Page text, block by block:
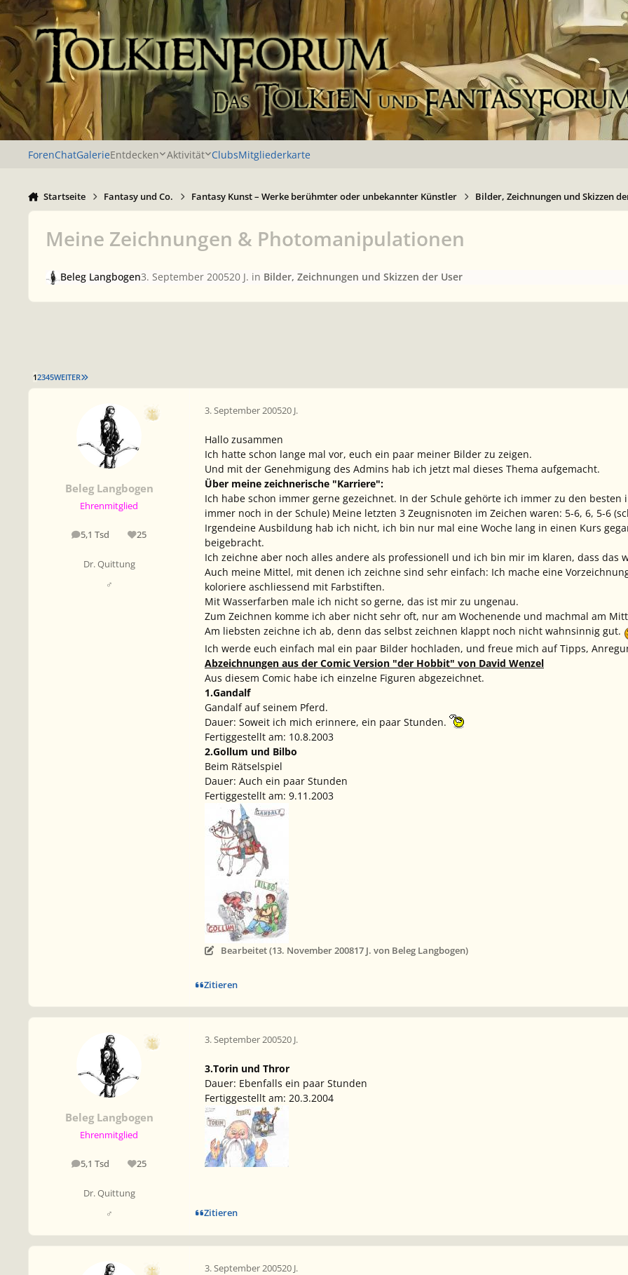
Zu Inhalt springen
ForenChatGalerieEntdecken Aktivität ClubsMitgliederkarte
Startseite Fantasy und Co. Fantasy Kunst – Werke berühmter oder unbekannter Künstler Bilder, Zeichnungen und Skizzen
Meine Zeichnungen & Photomanipulationen
Beleg Langbogen3. September 200520 J. in Bilder, Zeichnungen und Skizzen der User
12345WEITER LETZTE SEITE
Beleg Langbogen
Ehrenmitglied
5,1 Tsd
Beiträge 25
Reputation
Dr. Quittung
♂
3. September 200520 J.
Hallo zusammen
Ich hatte schon lange mal vor, euch ein paar meiner Bilder zu zeigen.
Und mit der Genehmigung des Admins hab ich jetzt mal dieses Thema aufgemacht.
Über meine zeichnerische "Karriere":
Ich habe schon immer gerne gezeichnet. In der Schule gehörte ich immer zu den
immer noch in der Schule) Meine letzten 3 Zeugnisnoten im Zeichen waren: 5-6, 6, 5-6
Irgendeine Ausbildung hab ich nicht, ich bin nur mal eine Woche lang in einen Kurs
beigebracht.
Ich zeichne aber noch alles andere als professionell und ich bin mir im klaren, dass das
Auch meine Mittel, mit denen ich zeichne sind sehr einfach: Ich mache eine
koloriere aschliessend mit Farbstiften.
Mit Wasserfarben male ich nicht so gerne, das ist mir zu ungenau.
Zum Zeichnen komme ich aber nicht sehr oft, nur am Wochenende und machmal am
Am liebsten zeichne ich ab, denn das selbst zeichnen klappt noch nicht wahnsinnig gut.
Ich werde euch einfach mal ein paar Bilder hochladen, und freue mich auf Tipps,
Abzeichnungen aus der Comic Version "der Hobbit" von David Wenzel
Aus diesem Comic habe ich einzelne Figuren abgezeichnet.
1.Gandalf
Gandalf auf seinem Pferd.
Dauer: Soweit ich mich erinnere, ein paar Stunden.
Fertiggestellt am: 10.8.2003
2.Gollum und Bilbo
Beim Rätselspiel
Dauer: Auch ein paar Stunden
Fertiggestellt am: 9.11.2003
Bearbeitet (13. November 200817 J. von Beleg Langbogen)
Zitieren
Beleg Langbogen
Ehrenmitglied
5,1 Tsd
Beiträge 25
Reputation
Dr. Quittung
♂
3. September 200520 J.
3.Torin und Thror
Dauer: Ebenfalls ein paar Stunden
Fertiggestellt am: 20.3.2004
Zitieren
3. September 200520 J.